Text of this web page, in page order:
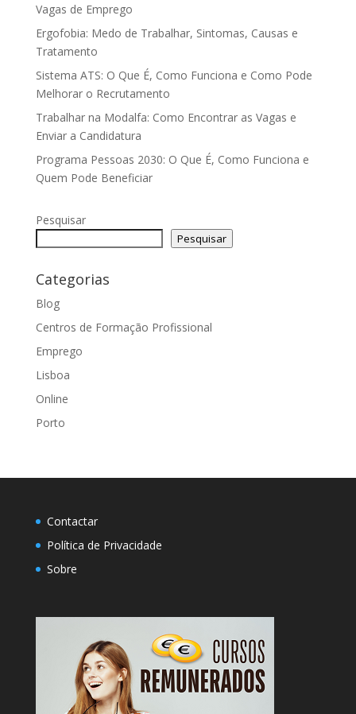
Vagas de Emprego
Ergofobia: Medo de Trabalhar, Sintomas, Causas e
Tratamento
Sistema ATS: O Que É, Como Funciona e Como Pode
Melhorar o Recrutamento
Trabalhar na Modalfa: Como Encontrar as Vagas e
Enviar a Candidatura
Programa Pessoas 2030: O Que É, Como Funciona e
Quem Pode Beneficiar
Pesquisar
Pesquisar
Categorias
Blog
Centros de Formação Profissional
Emprego
Lisboa
Online
Porto
Contactar
Política de Privacidade
Sobre